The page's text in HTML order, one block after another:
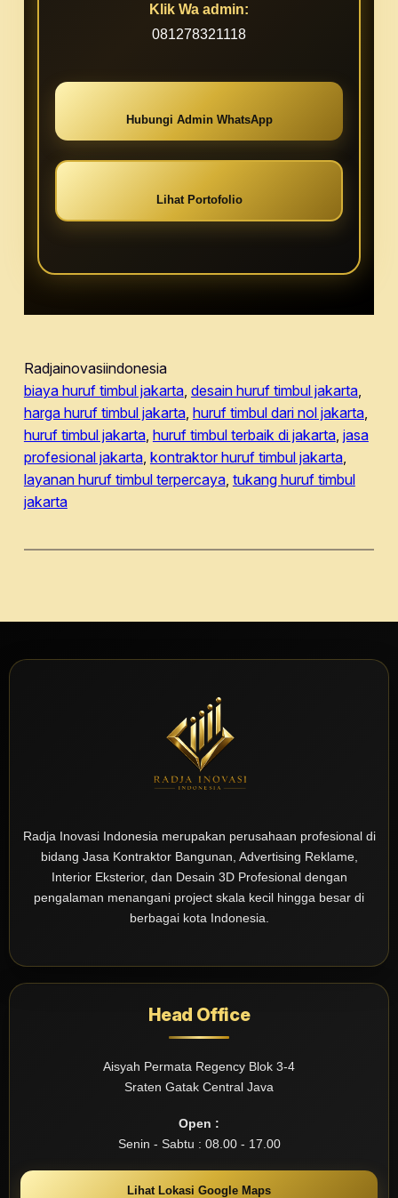
Klik Wa admin:
081278321118
Hubungi Admin WhatsApp
Lihat Portofolio
Radjainovasiindonesia
biaya huruf timbul jakarta, desain huruf timbul jakarta
harga huruf timbul jakarta, huruf timbul dari nol jakarta
huruf timbul jakarta, huruf timbul terbaik di jakarta, jasa
profesional jakarta, kontraktor huruf timbul jakarta
layanan huruf timbul terpercaya, tukang huruf timbul
jakarta
Radja Inovasi Indonesia merupakan perusahaan profesional di
bidang Jasa Kontraktor Bangunan, Advertising Reklame,
Interior Eksterior, dan Desain 3D Profesional dengan
pengalaman menangani project skala kecil hingga besar di
berbagai kota Indonesia.
Head Office
Aisyah Permata Regency Blok 3-4
Sraten Gatak Central Java
Open :
Senin - Sabtu : 08.00 - 17.00
Lihat Lokasi Google Maps